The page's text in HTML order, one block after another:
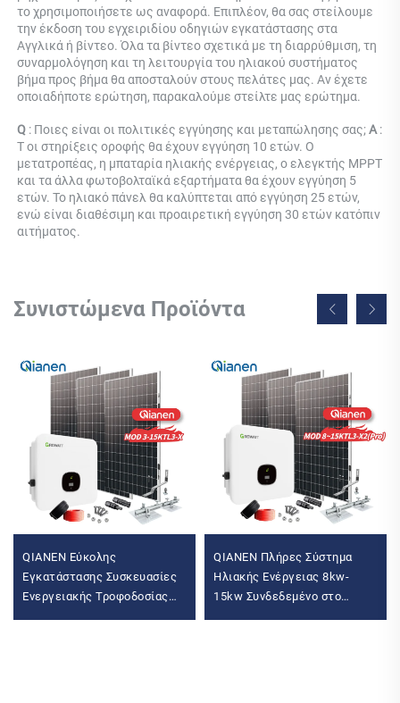
το χρησιμοποιήσετε ως αναφορά. Επιπλέον, θα σας στείλουμε
την έκδοση του εγχειριδίου οδηγιών εγκατάστασης στα
Αγγλικά ή βίντεο. Όλα τα βίντεο σχετικά με τη διαρρύθμιση, τη
συναρμολόγηση και τη λειτουργία του ηλιακού συστήματος
βήμα προς βήμα θα αποσταλούν στους πελάτες μας. Αν έχετε
οποιαδήποτε ερώτηση, παρακαλούμε στείλτε μας ερώτημα.
Q : Ποιες είναι οι πολιτικές εγγύησης και μεταπώλησης σας; Α :
Τ οι στηρίξεις οροφής θα έχουν εγγύηση 10 ετών. Ο
μετατροπέας, η μπαταρία ηλιακής ενέργειας, ο ελεγκτής MPPT
και τα άλλα φωτοβολταϊκά εξαρτήματα θα έχουν εγγύηση 5
ετών. Το ηλιακό πάνελ θα καλύπτεται από εγγύηση 25 ετών,
ενώ είναι διαθέσιμη και προαιρετική εγγύηση 30 ετών κατόπιν
αιτήματος.
Συνιστώμενα Προϊόντα
QIANEN Εύκολης
Εγκατάστασης Συσκευασίες
Ενεργειακής Τροφοδοσίας
QIANEN Πλήρες Σύστημα
Ηλιακής Ενέργειας 8kw-
15kw Συνδεδεμένο στο